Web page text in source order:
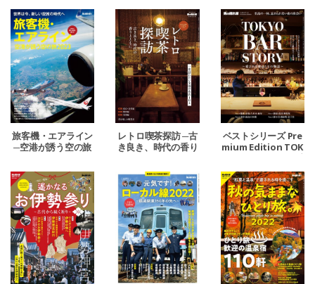
カー
─
旅客機・エアライン
─空港が誘う空の旅
レトロ喫茶探訪 ─古
き良き、時代の香り
ベストシリーズ Pre
mium Edition TOK
YO BAR STORY ─愛
される理由とその物
語─